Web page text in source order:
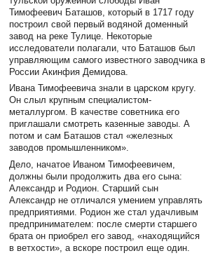
Тимофеевич Баташов, который в 1717 году
построил свой первый водяной доменный
завод на реке Тулице. Некоторые
исследователи полагали, что Баташов был
управляющим самого известного заводчика в
России Акинфия Демидова.
Ивана Тимофеевича знали в царском кругу.
Он слыл крупным специалистом-
металлургом. В качестве советника его
приглашали смотреть казенные заводы. А
потом и сам Баташов стал «железных
заводов промышленником».
Дело, начатое Иваном Тимофеевичем,
должны были продолжить два его сына:
Александр и Родион. Старший сын
Александр не отличался умением управлять
предприятиями. Родион же стал удачливым
предпринимателем: после смерти старшего
брата он приобрел его завод, «находящийся
в ветхости», а вскоре построил еще один.